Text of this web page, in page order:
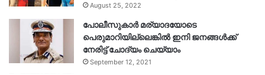
August 25, 2022
പോലീസുകാര്‍ മര്യാദയോടെ
പെരുമാറിയില്ലെങ്കില്‍ ഇനി ജനങ്ങള്‍ക്ക്
നേരിട്ട് ചോദ്യം ചെയ്യാം
September 12, 2021